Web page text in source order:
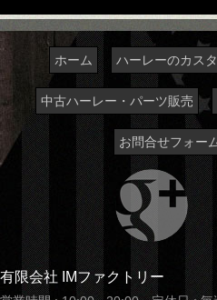
ホーム ハーレーのカス
中古ハーレー・パーツ販売
お問合せフォー
有限会社 IMファクトリー